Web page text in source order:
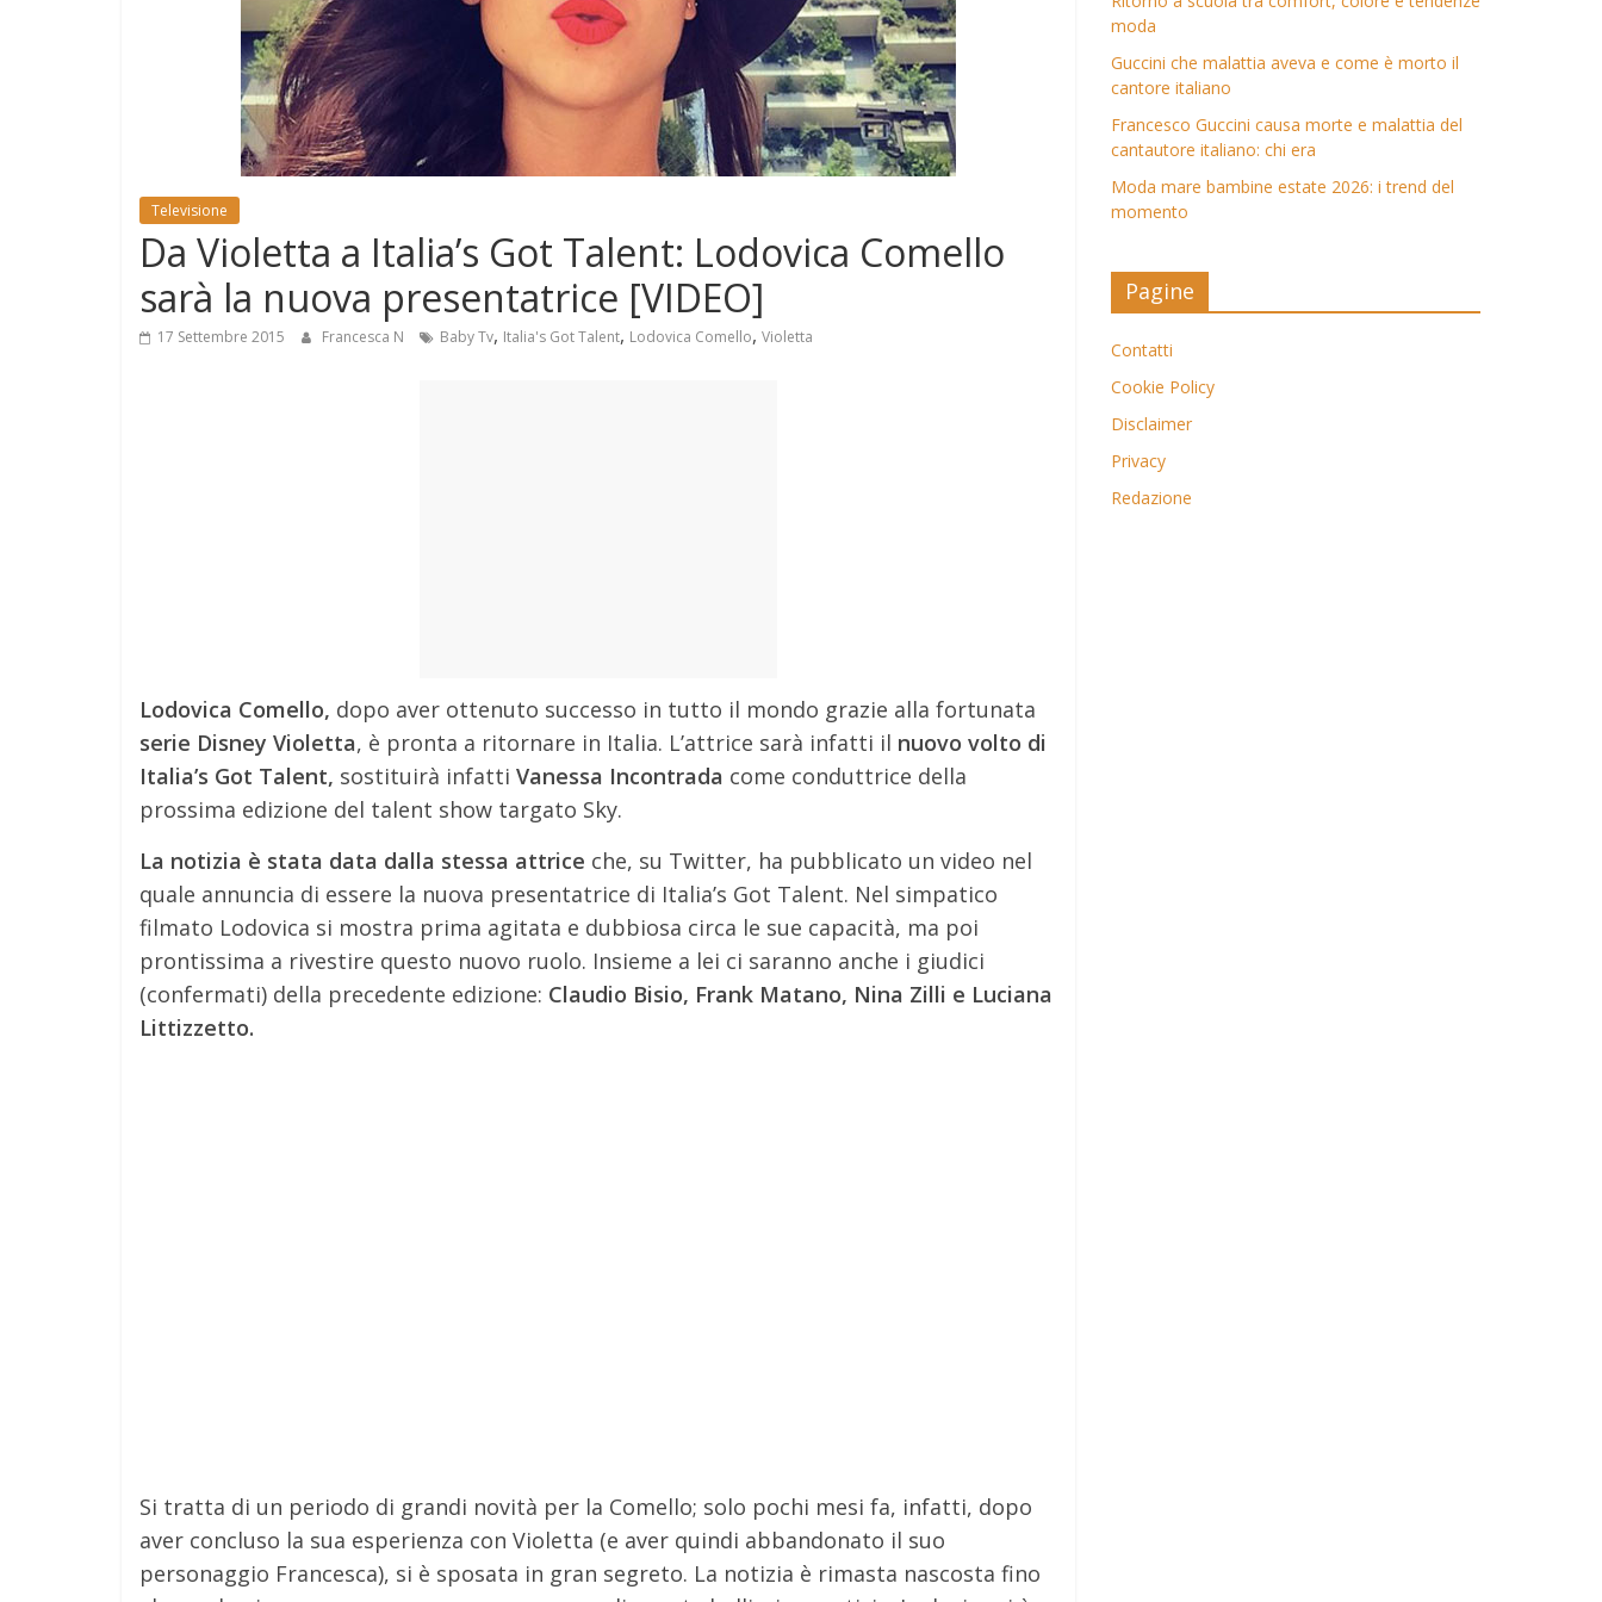
Televisione
Da Violetta a Italia’s Got Talent: Lodovica Comello
sarà la nuova presentatrice [VIDEO]
17 Settembre 2015 Francesca N Baby Tv, Italia's Got Talent, Lodovica Comello, Violetta
Lodovica Comello, dopo aver ottenuto successo in tutto il mondo grazie alla fortunata
serie Disney Violetta, è pronta a ritornare in Italia. L’attrice sarà infatti il nuovo volto di
Italia’s Got Talent, sostituirà infatti Vanessa Incontrada come conduttrice della
prossima edizione del talent show targato Sky.
La notizia è stata data dalla stessa attrice che, su Twitter, ha pubblicato un video nel
quale annuncia di essere la nuova presentatrice di Italia’s Got Talent. Nel simpatico
filmato Lodovica si mostra prima agitata e dubbiosa circa le sue capacità, ma poi
prontissima a rivestire questo nuovo ruolo. Insieme a lei ci saranno anche i giudici
(confermati) della precedente edizione: Claudio Bisio, Frank Matano, Nina Zilli e Luciana
Littizzetto.
Si tratta di un periodo di grandi novità per la Comello; solo pochi mesi fa, infatti, dopo
aver concluso la sua esperienza con Violetta (e aver quindi abbandonato il suo
personaggio Francesca), si è sposata in gran segreto. La notizia è rimasta nascosta fino
moda
Guccini che malattia aveva e come è morto il
cantore italiano
Francesco Guccini causa morte e malattia del
cantautore italiano: chi era
Moda mare bambine estate 2026: i trend del
momento
Pagine
Contatti
Cookie Policy
Disclaimer
Privacy
Redazione